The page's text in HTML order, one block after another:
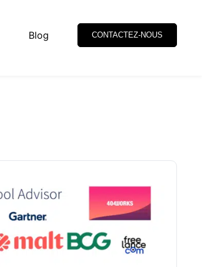
Blog CONTACTEZ-NOUS